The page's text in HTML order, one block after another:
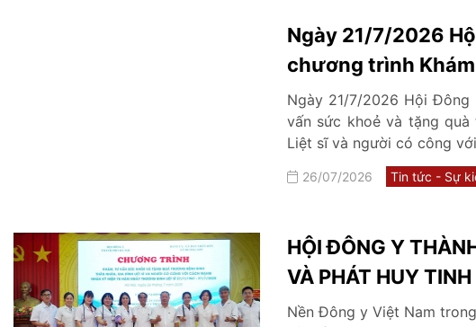
Ngày 21/7/2026
chương trình
thương binh, bệnh
và người có công
và ...
Ngày 21/7/2026 Hội
vấn sức khoẻ và tặng quà
Liệt sĩ và người có công
26/07/2026 Tin tức - Sự
HỘI ĐÔNG Y
VÀ PHÁT HUY
NAM
Nền Đông y Việt Nam